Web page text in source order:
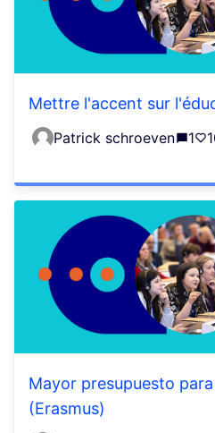
Mettre l'accent sur
Patrick schroeven 1
Mayor presupuesto
(Erasmus)